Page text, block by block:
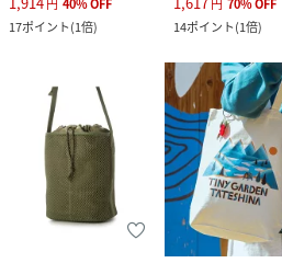
17ポイント(1倍)
14ポイント(1倍)